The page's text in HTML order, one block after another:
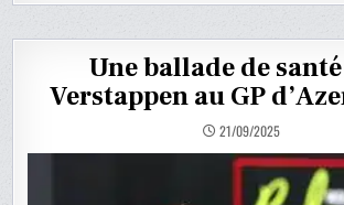
Une ballade de
Verstappen au GP
21/09/2025